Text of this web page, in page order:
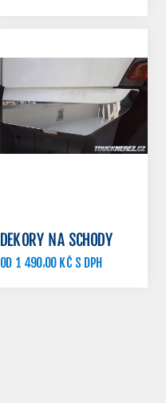
DEKORY NA SCHODY
OD 1 490,00 KČ S DPH